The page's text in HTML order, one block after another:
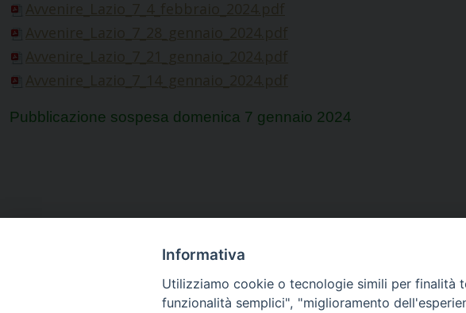
Avvenire_Lazio_7_4_febbraio_2024.pdf
Avvenire_Lazio_7_28_gennaio_2024.pdf
Avvenire_Lazio_7_21_gennaio_2024.pdf
Avvenire_Lazio_7_14_gennaio_2024.pdf
Pubblicazione sospesa domenica 7 gennaio 2024
Informativa
Utilizziamo cookie o tecnologie simili per finalità
funzionalità semplici", "miglioramento